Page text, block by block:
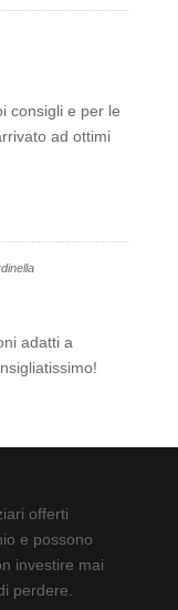
consigli e per le
ad ottimi
adatti a
offerti
e possono
investire mai
perdere.